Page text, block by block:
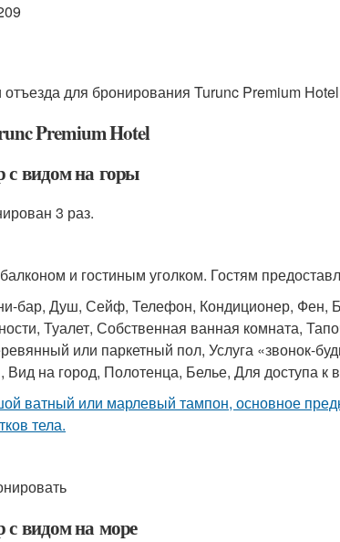
для бронирования Turunc Premium
Premium Hotel
видом на горы
3 раз.
и гостиным уголком. Гостям
бар, Душ, Сейф, Телефон, Кондиционер, Фен,
Туалет, Собственная ванная комната,
или паркетный пол, Услуга «звонок-
Вид на город, Полотенца, Белье, Для доступа к
ватный или марлевый тампон, основное
тела.
видом на море